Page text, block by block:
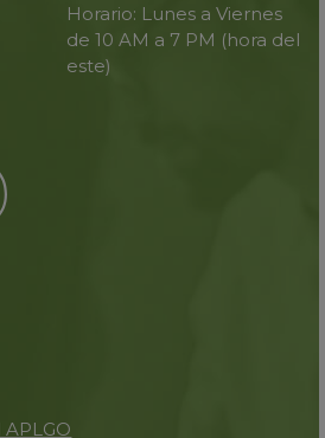
Horario: Lunes a Viernes
de 10 AM a 7 PM (hora del
este)